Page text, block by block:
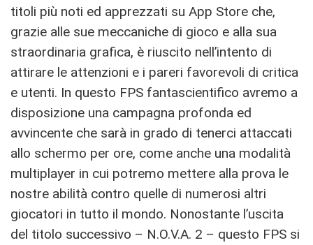
titoli più noti ed apprezzati su App Store che,
grazie alle sue meccaniche di gioco e alla sua
straordinaria grafica, è riuscito nell’intento di
attirare le attenzioni e i pareri favorevoli di critica
e utenti. In questo FPS fantascientifico avremo a
disposizione una campagna profonda ed
avvincente che sarà in grado di tenerci attaccati
allo schermo per ore, come anche una modalità
multiplayer in cui potremo mettere alla prova le
nostre abilità contro quelle di numerosi altri
giocatori in tutto il mondo. Nonostante l’uscita
del titolo successivo – N.O.V.A. 2 – questo FPS si